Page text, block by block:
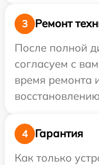
3
Ремонт
После полной
согласуем с
время ремонта
4
Гарантия
Как только